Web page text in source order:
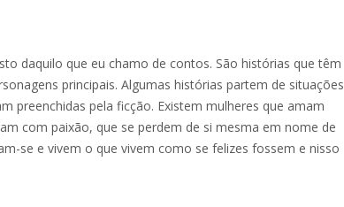
daquilo que eu chamo de contos. São histórias que têm
principais. Algumas histórias partem de situações
preenchidas pela ficção. Existem mulheres que amam
com paixão, que se perdem de si mesma em nome de
se e vivem o que vivem como se felizes fossem e nisso